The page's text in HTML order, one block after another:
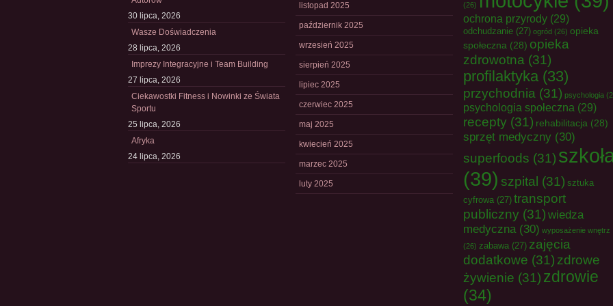
30 lipca, 2026
Wasze Doświadczenia
28 lipca, 2026
Imprezy Integracyjne i Team Building
27 lipca, 2026
Ciekawostki Fitness i Nowinki ze Świata
Sportu
25 lipca, 2026
Afryka
24 lipca, 2026
listopad 2025
październik 2025
wrzesień 2025
sierpień 2025
lipiec 2025
czerwiec 2025
maj 2025
kwiecień 2025
marzec 2025
luty 2025
(26)
ochrona przyrody (29)
odchudzanie (27) ogród (26) opieka
społeczna (28) opieka
zdrowotna (31)
profilaktyka (33)
przychodnia (31) psychologia
psychologia społeczna (29)
recepty (31) rehabilitacja (28)
sprzęt medyczny (30)
superfoods (31)
(39) szpital (31) sztuka
cyfrowa (27) transport
publiczny (31) wiedza
medyczna(30) wyposażenie wnętrz
(26) zabawa (27) zajęcia
dodatkowe (31) zdrowe
żywienie (31) zdrowie
(34)